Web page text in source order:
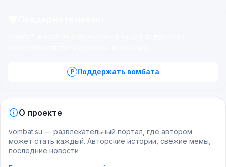
Поддержать вомбата
О проекте
vombat.su — развлекательный портал, где автором
может стать каждый. Авторские истории, свежие мемы,
последние новости